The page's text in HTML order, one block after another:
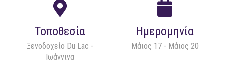
Τοποθεσία
Ξενοδοχείο Du Lac -
Ιωάννινα
Ημερομηνία
Μάιος 17- Μάιος 20